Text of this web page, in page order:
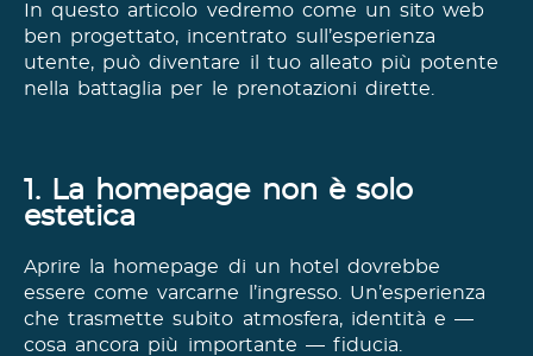
In questo articolo vedremo come un sito web
ben progettato, incentrato sull’esperienza
utente, può diventare il tuo alleato più potente
nella battaglia per le prenotazioni dirette.
1. La homepage non è solo
estetica
Aprire la homepage di un hotel dovrebbe
essere come varcarne l’ingresso. Un’esperienza
che trasmette subito atmosfera, identità e —
cosa ancora più importante — fiducia.